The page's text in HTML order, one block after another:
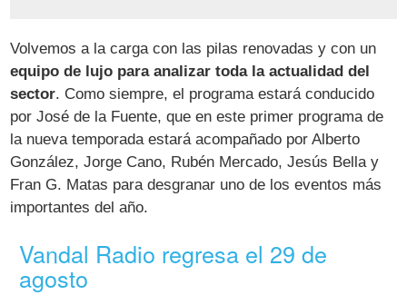
Volvemos a la carga con las pilas renovadas y con un
equipo de lujo para analizar toda la actualidad del
sector. Como siempre, el programa estará conducido
por José de la Fuente, que en este primer programa de
la nueva temporada estará acompañado por Alberto
González, Jorge Cano, Rubén Mercado, Jesús Bella y
Fran G. Matas para desgranar uno de los eventos más
importantes del año.
Vandal Radio regresa el 29 de
agosto